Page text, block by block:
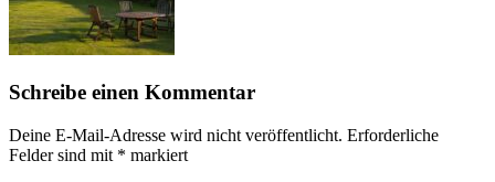
Schreibe einen Kommentar
Deine E-Mail-Adresse wird nicht veröffentlicht. Erforderliche
Felder sind mit * markiert